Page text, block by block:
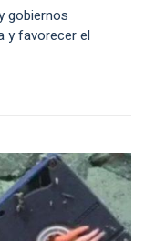
gobiernos
y favorecer el